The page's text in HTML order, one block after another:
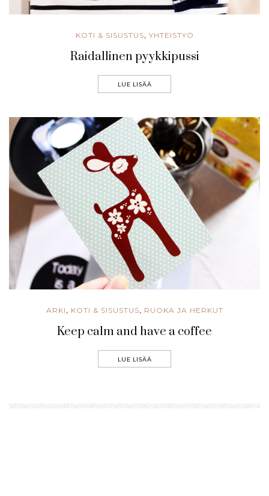
KOTI & SISUSTUS, YHTEISTYÖ
Raidallinen pyykkipussi
LUE LISÄÄ
ARKI , KOTI & SISUSTUS, RUOKA JA HERKUT
Keep calm and have a coffee
LUE LISÄÄ